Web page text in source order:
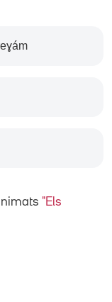
"Els